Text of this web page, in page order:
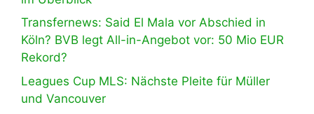
Transfernews: Said El Mala vor Abschied in
Köln? BVB legt All-in-Angebot vor: 50 Mio EUR
Rekord?
Leagues Cup MLS: Nächste Pleite für Müller
und Vancouver